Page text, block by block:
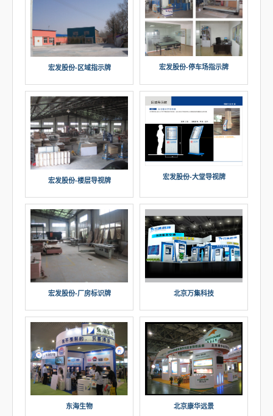
宏发股份-区域指示牌 宏发股份-停车场指示牌
宏发股份-楼层导视牌 宏发股份-大堂导视牌
宏发股份-厂房标识牌 北京万集科技
东海生物 北京康华远景